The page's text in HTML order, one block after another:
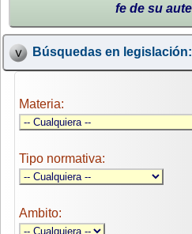
fe de su
Búsquedas en legislación:
Materia:
Tipo normativa:
Ambito: